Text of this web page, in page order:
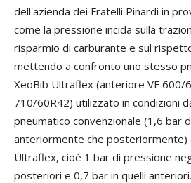
dell'azienda dei Fratelli Pinardi in
come la pressione incida sulla
risparmio di carburante e sul
mettendo a confronto uno stesso
XeoBib Ultraflex (anteriore VF 600/
710/60R42) utilizzato in condizioni
pneumatico convenzionale (1,6 bar
anteriormente che posteriormente)
Ultraflex, cioè 1 bar di pressione
posteriori e 0,7 bar in quelli